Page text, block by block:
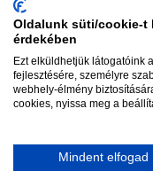
Modi:
Oldalunk süti/cookie-t
érdekében
Ezt elküldhetjük látogatóink
fejlesztésére, személyre
webhely-élmény
cookies, nyissa meg a
Mindent elfogad